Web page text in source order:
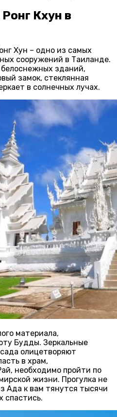
Кхун в
Хун – одно из самых
сооружений в Таиланде.
зданий,
замок, стеклянная
в солнечных лучах.
материала,
Будды. Зеркальные
олицетворяют
в храм,
необходимо пройти по
жизни. Прогулка не
Ада к вам тянутся тысячи
спастись.